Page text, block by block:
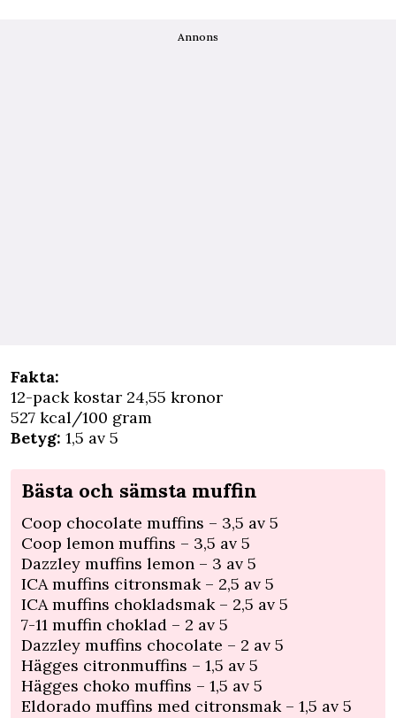
Annons
Fakta:
12-pack kostar 24,55 kronor
527 kcal/100 gram
Betyg: 1,5 av 5
Bästa och sämsta muffin
Coop chocolate muffins – 3,5 av 5
Coop lemon muffins – 3,5 av 5
Dazzley muffins lemon – 3 av 5
ICA muffins citronsmak – 2,5 av 5
ICA muffins chokladsmak – 2,5 av 5
7-11 muffin choklad – 2 av 5
Dazzley muffins chocolate – 2 av 5
Hägges citronmuffins – 1,5 av 5
Hägges choko muffins – 1,5 av 5
Eldorado muffins med citronsmak – 1,5 av 5